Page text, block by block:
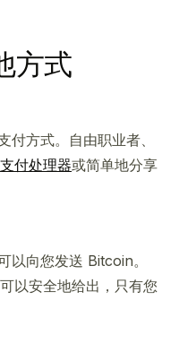
方式
方式。自由职业者、
支付处理器或简单地分享
以向您发送 Bitcoin。
以安全地给出，只有您